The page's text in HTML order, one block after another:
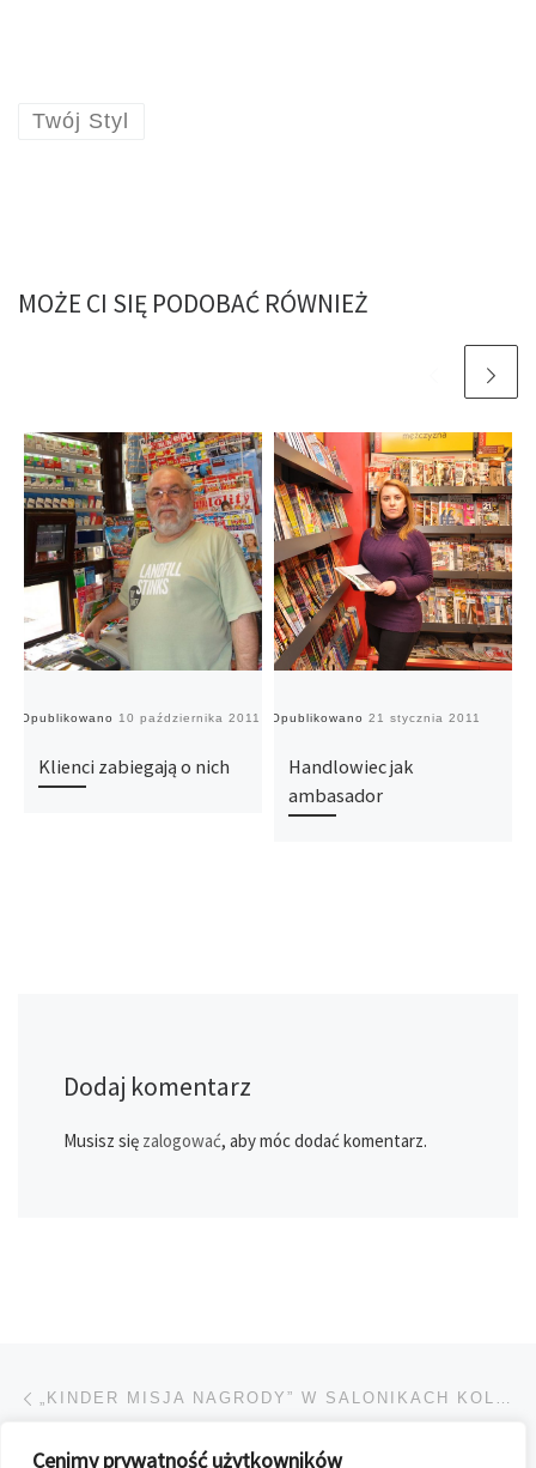
Cenimy prywatność użytkowników
Twój Styl
MOŻE CI SIĘ PODOBAĆ RÓWNIEŻ
Opublikowano 10 października 2011
Klienci zabiegają o nich
Opublikowano 21 stycznia 2011
Handlowiec jak
ambasador
Dodaj komentarz
Musisz się zalogować, aby móc dodać komentarz.
Przeglądanie Wpisów „KINDER MISJA NAGRODY” W SALONIKACH KOLPORTERA
POWRÓT DO LISTY